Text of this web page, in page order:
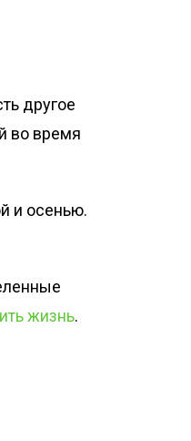
другое
во время
и осенью.
жизнь.